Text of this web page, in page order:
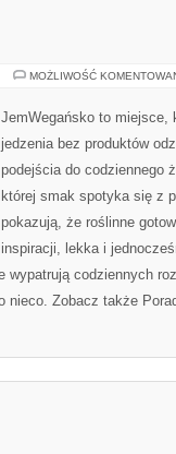
MOŻLIWOŚĆ
JemWegańsko to miejsce,
jedzenia bez produktów
podejścia do codziennego
której smak spotyka się z
pokazują, że roślinne
inspiracji, lekka i
wypatrują codziennych
nieco. Zobacz także